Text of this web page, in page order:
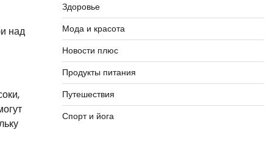
над
Здоровье
Мода и красота
Новости плюс
Продукты питания
Путешествия
Спорт и йога